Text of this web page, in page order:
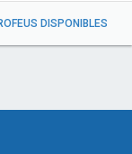
DISPONIBLES